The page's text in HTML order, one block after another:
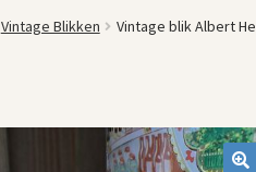
Vintage Blikken Vintage blik Albert